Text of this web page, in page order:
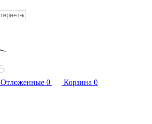
Отложенные 0 Корзина 0